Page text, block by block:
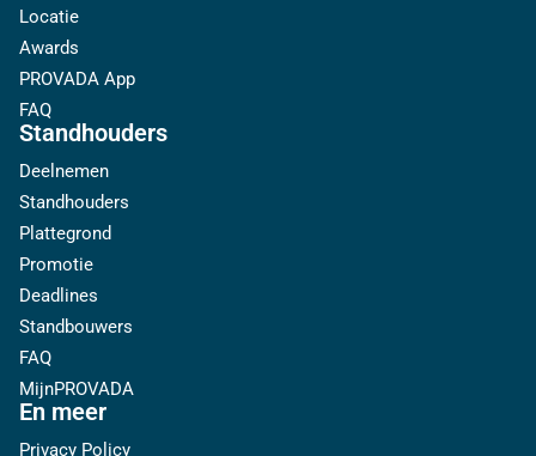
Locatie
Awards
PROVADA App
FAQ
Standhouders
Deelnemen
Standhouders
Plattegrond
Promotie
Deadlines
Standbouwers
FAQ
MijnPROVADA
En meer
Privacy Policy